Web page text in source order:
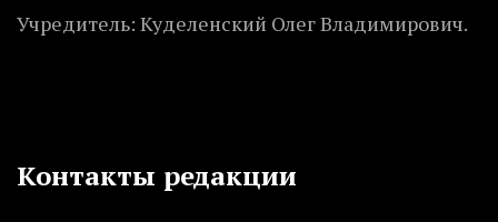
Учредитель: Куделенский Олег Владимирович.
Контакты редакции